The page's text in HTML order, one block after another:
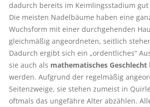
dadurch bereits im Keimlingsstadium
Die meisten Nadelbäume haben eine
Wuchsform mit einer durchgehenden
gleichmäßig angeordneten, seitlich
Dadurch ergibt sich ein „ordentliches“
sie auch als mathematisches Geschlecht
werden. Aufgrund der regelmäßig
Seitenzweige, sie stehen zumeist in
oftmals das ungefähre Alter abzählen.